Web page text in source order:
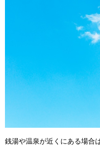
銭湯や温泉が近くにある場合